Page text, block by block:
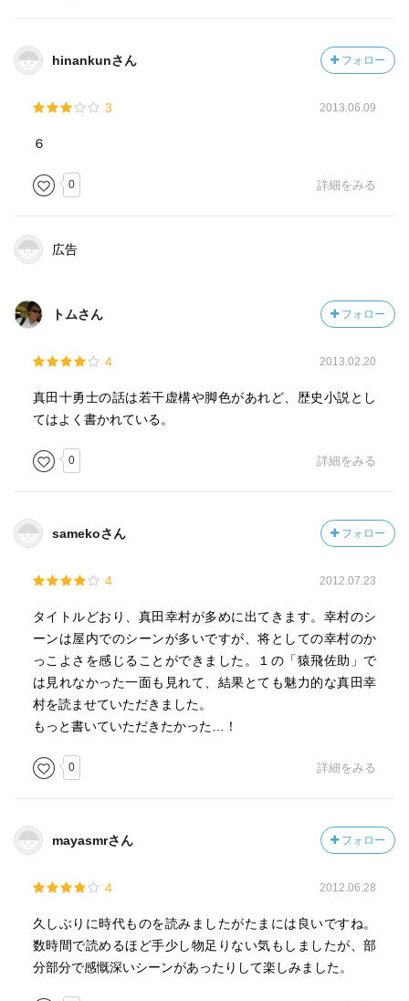
hinankunさん フォロー
3 2013.06.09
６
0 詳細をみる
広告
トムさん フォロー
4 2013.02.20
真田十勇士の話は若干虚構や脚色があれど、歴史小説とし
てはよく書かれている。
0 詳細をみる
samekoさん フォロー
4 2012.07.23
タイトルどおり、真田幸村が多めに出てきます。幸村のシ
ーンは屋内でのシーンが多いですが、将としての幸村のか
っこよさを感じることができました。１の「猿飛佐助」で
は見れなかった一面も見れて、結果とても魅力的な真田幸
村を読ませていただきました。
もっと書いていただきたかった…！
0 詳細をみる
mayasmrさん フォロー
4 2012.06.28
久しぶりに時代ものを読みましたがたまには良いですね。
数時間で読めるほど手少し物足りない気もしましたが、部
分部分で感慨深いシーンがあったりして楽しみました。